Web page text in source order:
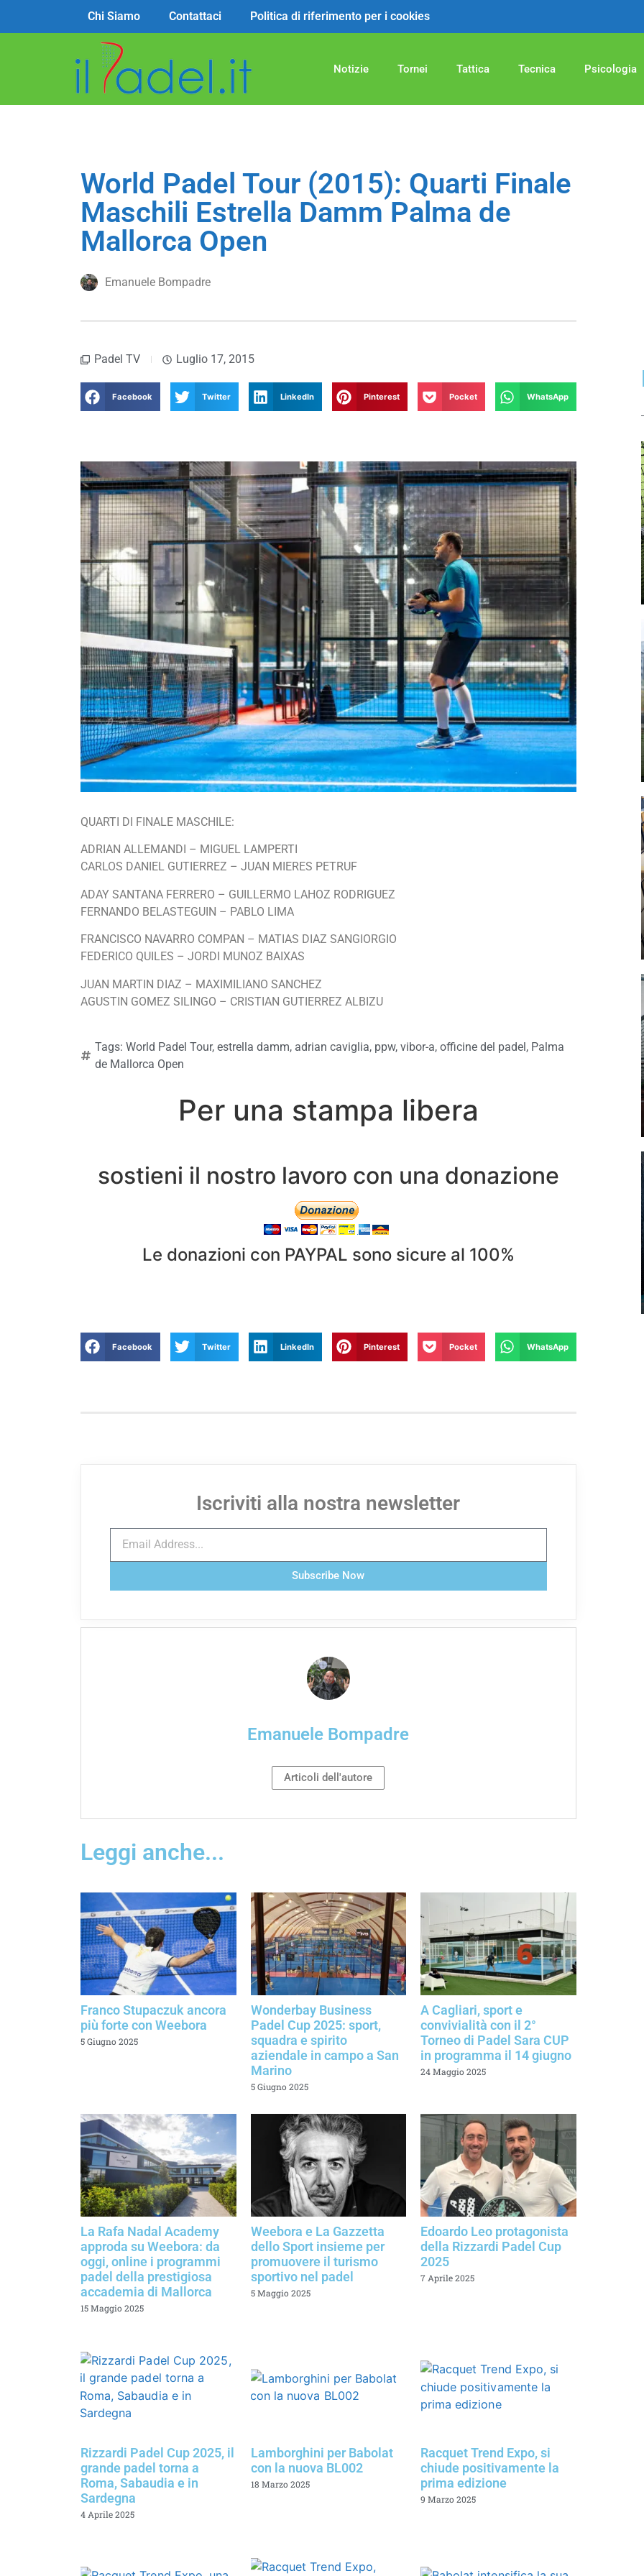
Chi Siamo Contattaci Politica di riferimento per i cookies
Notizie Tornei Tattica Tecnica Psicologia
World Padel Tour (2015): Quarti Finale
Maschili Estrella Damm Palma de
Mallorca Open
Emanuele Bompadre
Padel TV Luglio 17, 2015
Facebook Twitter LinkedIn Pinterest Pocket WhatsApp
QUARTI DI FINALE MASCHILE:
ADRIAN ALLEMANDI – MIGUEL LAMPERTI
CARLOS DANIEL GUTIERREZ – JUAN MIERES PETRUF
ADAY SANTANA FERRERO – GUILLERMO LAHOZ RODRIGUEZ
FERNANDO BELASTEGUIN – PABLO LIMA
FRANCISCO NAVARRO COMPAN – MATIAS DIAZ SANGIORGIO
FEDERICO QUILES – JORDI MUNOZ BAIXAS
JUAN MARTIN DIAZ – MAXIMILIANO SANCHEZ
AGUSTIN GOMEZ SILINGO – CRISTIAN GUTIERREZ ALBIZU
Tags: World Padel Tour, estrella damm, adrian caviglia, ppw, vibor-a, officine del padel, Palma
de Mallorca Open
Per una stampa libera
sostieni il nostro lavoro con una donazione
Le donazioni con PAYPAL sono sicure al 100%
Facebook Twitter LinkedIn Pinterest Pocket WhatsApp
Iscriviti alla nostra newsletter
Subscribe Now
Emanuele Bompadre
Articoli dell'autore
Leggi anche...
Franco Stupaczuk ancora
più forte con Weebora
5 Giugno 2025
Wonderbay Business
Padel Cup 2025: sport,
squadra e spirito
aziendale in campo a San
Marino
5 Giugno 2025
A Cagliari, sport e
convivialità con il 2°
Torneo di Padel Sara CUP
in programma il 14 giugno
24 Maggio 2025
La Rafa Nadal Academy
approda su Weebora: da
oggi, online i programmi
padel della prestigiosa
accademia di Mallorca
15 Maggio 2025
Weebora e La Gazzetta
dello Sport insieme per
promuovere il turismo
sportivo nel padel
5 Maggio 2025
Edoardo Leo protagonista
della Rizzardi Padel Cup
2025
7 Aprile 2025
Rizzardi Padel Cup 2025, il
grande padel torna a
Roma, Sabaudia e in
Sardegna
4 Aprile 2025
Lamborghini per Babolat
con la nuova BL002
18 Marzo 2025
Racquet Trend Expo, si
chiude positivamente la
prima edizione
9 Marzo 2025